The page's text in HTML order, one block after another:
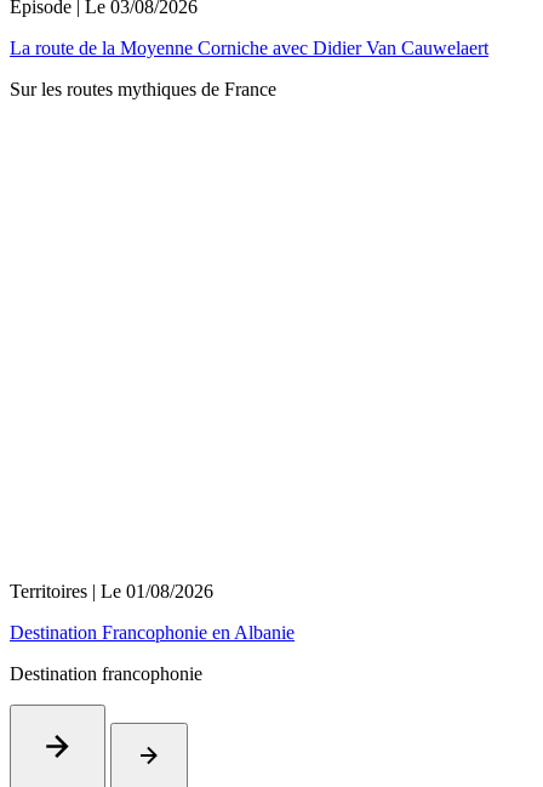
Épisode | Le 03/08/2026
La route de la Moyenne Corniche avec Didier Van Cauwelaert
Sur les routes mythiques de France
Territoires | Le 01/08/2026
Destination Francophonie en Albanie
Destination francophonie